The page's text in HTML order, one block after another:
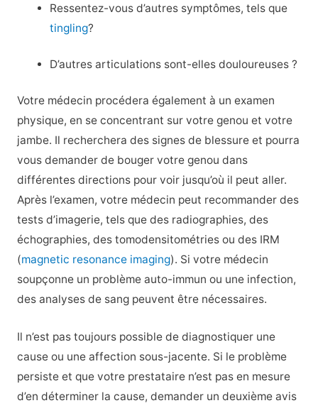
Ressentez-vous d’autres symptômes, tels que
tingling?
D’autres articulations sont-elles douloureuses ?
Votre médecin procédera également à un examen
physique, en se concentrant sur votre genou et votre
jambe. Il recherchera des signes de blessure et pourra
vous demander de bouger votre genou dans
différentes directions pour voir jusqu’où il peut aller.
Après l’examen, votre médecin peut recommander des
tests d’imagerie, tels que des radiographies, des
échographies, des tomodensitométries ou des IRM
(magnetic resonance imaging). Si votre médecin
soupçonne un problème auto-immun ou une infection,
des analyses de sang peuvent être nécessaires.
Il n’est pas toujours possible de diagnostiquer une
cause ou une affection sous-jacente. Si le problème
persiste et que votre prestataire n’est pas en mesure
d’en déterminer la cause, demander un deuxième avis